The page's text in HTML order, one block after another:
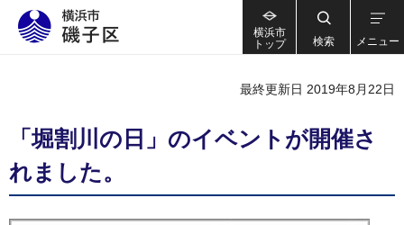
横浜市
トップ
検索 メニュー
最終更新日 2019年8月22日
「堀割川の日」のイベントが開催さ
れました。